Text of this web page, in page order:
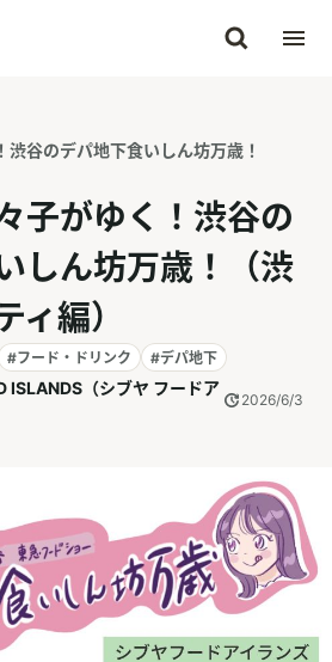
谷のデパ地下食いしん坊万歳！
子がゆく！渋谷の
しん坊万歳！（渋
ィ編）
#フード・ドリンク #デパ地下
ISLANDS（シブヤ フードア
2026/6/3